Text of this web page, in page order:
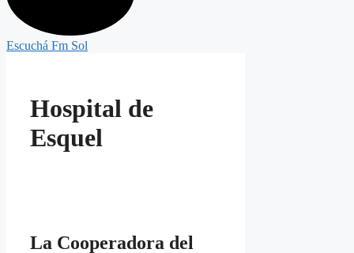
Escuchá Fm Sol
Hospital de
Esquel
La Cooperadora del